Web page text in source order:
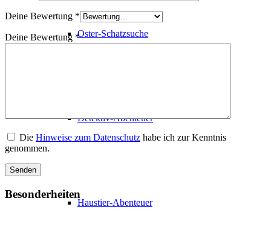
Oster-Schatzsuche
Detektiv-Abenteuer
Haustier-Abenteuer
Deine Bewertung *
Deine Bewertung *
Die Hinweise zum Datenschutz habe ich zur Kenntnis
genommen.
Besonderheiten